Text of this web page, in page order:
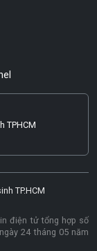
TPHCM
TP.HCM
điện tử tổng hợp số
24 tháng 05 năm